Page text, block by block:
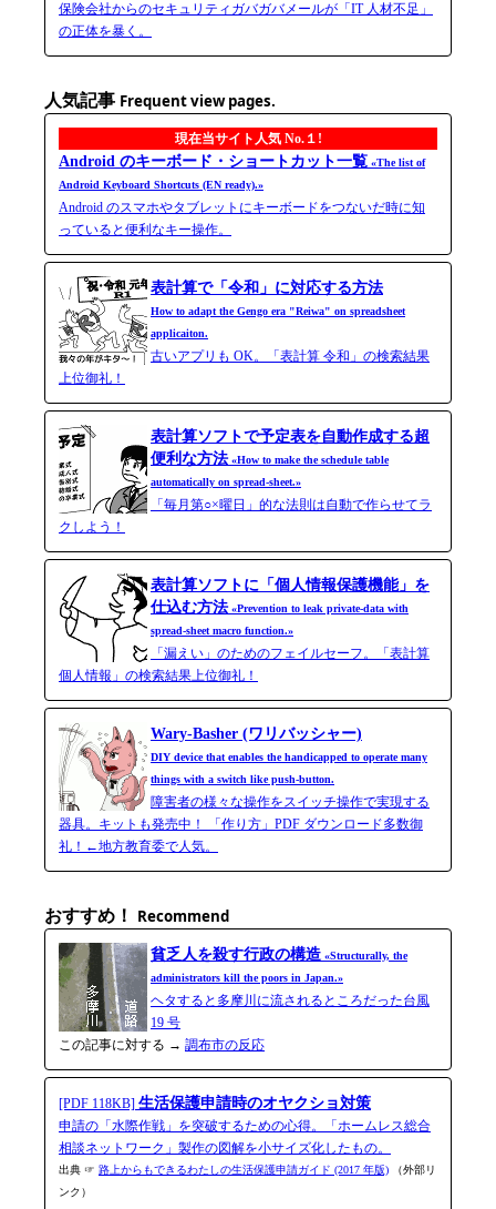
保険会社からのセキュリティガバガバメールが「IT 人材不足」
の正体を暴く。
人気記事 Frequent view pages.
現在当サイト人気 No.１!
Android のキーボード・ショートカット一覧 «The list of
Android Keyboard Shortcuts (EN ready).»
Android のスマホやタブレットにキーボードをつないだ時に知
っていると便利なキー操作。
表計算で「令和」に対応する方法
How to adapt the Gengo era "Reiwa" on spreadsheet
applicaiton.
古いアプリも OK。「表計算 令和」の検索結果
上位御礼！
表計算ソフトで予定表を自動作成する超
便利な方法«How to make the schedule table
automatically on spread-sheet.»
「毎月第○×曜日」的な法則は自動で作らせてラ
クしよう！
表計算ソフトに「個人情報保護機能」を
仕込む方法«Prevention to leak private-data with
spread-​sheet macro function.»
「漏えい」のためのフェイルセーフ。「表計算
個人情報」の検索結果上位御礼！
Wary-Basher (ワリバッシャー)
DIY device that enables the handicapped to operate many
things with a switch like push-button.
障害者の様々な操作をスイッチ操作で実現する
器具。キットも発売中！ 「作り方」PDF ダウンロード多数御
礼！←地方教育委で人気。
おすすめ！ Recommend
貧乏人を殺す行政の構造 «Structurally, the
administrators kill the poors in Japan.»
ヘタすると多摩川に流されるところだった台風
19 号
この記事に対する → 調布市の反応
[PDF 118KB] 生活保護申請時のオヤクショ対策
申請の「水際作戦」を突破するための心得。「ホームレス総合
相談ネットワーク」製作の図解を小サイズ化したもの。
出典 ☞ 路上からもできるわたしの生活保護申請ガイド (2017 年版) （外部リ
ンク）